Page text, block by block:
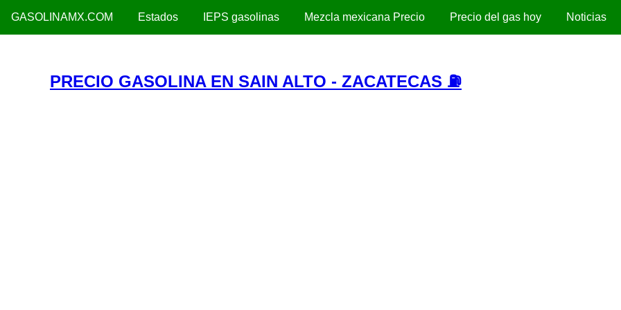
GASOLINAMX.COM Estados IEPS gasolinas Mezcla mexicana Precio Precio del gas hoy Noticias
PRECIO GASOLINA EN SAIN ALTO - ZACATECAS ⛽